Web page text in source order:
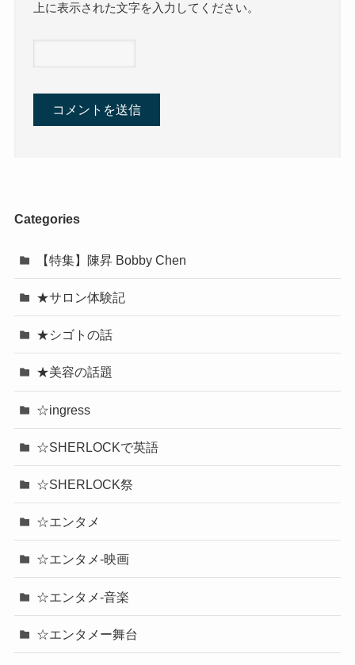
上に表示された文字を入力してください。
Categories
【特集】陳昇 Bobby Chen
★サロン体験記
★シゴトの話
★美容の話題
☆ingress
☆SHERLOCKで英語
☆SHERLOCK祭
☆エンタメ
☆エンタメ-映画
☆エンタメ-音楽
☆エンタメー舞台